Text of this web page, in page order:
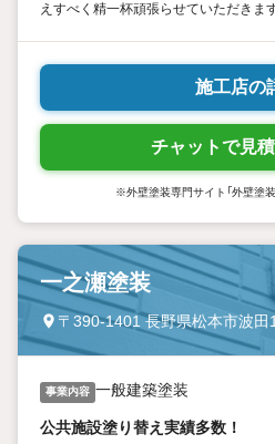
えすべく精一杯頑張らせていただきます
施工店の
チャットで見
※外壁塗装専門サイト「外壁塗
一之瀬塗装
〒390-1401 長野県松本市波田
事業内容 一般建築塗装
公共施設塗り替え実績多数！